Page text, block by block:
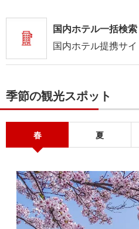
国内ホテル一括検索
国内ホテル提携サ
季節の観光スポット
春 夏